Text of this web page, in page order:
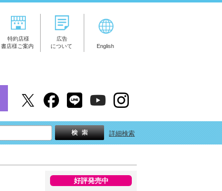
特約店様
書店様ご案内
広告
について
English
詳細検索
好評発売中